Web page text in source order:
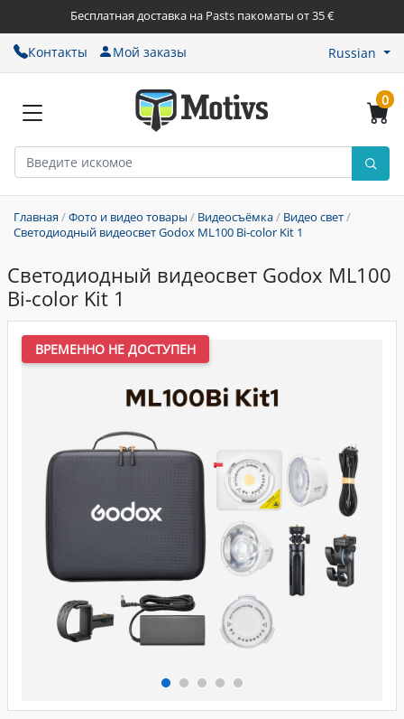
Бесплатная доставка на Pasts пакоматы от 35 €
Контакты Мой заказы Russian
0
Главная/Фото и видео товары / Видеосъёмка/ Видео свет/
Светодиодный видеосвет Godox ML100 Bi-color Kit 1
Светодиодный видеосвет Godox ML100
Bi-color Kit 1
ВРЕМЕННО НЕ ДОСТУПЕН